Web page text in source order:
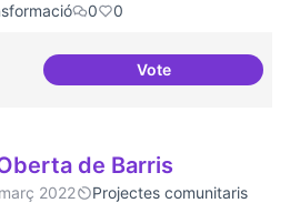
0 0
VoteOci per a la gent
de Barris
2022
Projectes comunitaris